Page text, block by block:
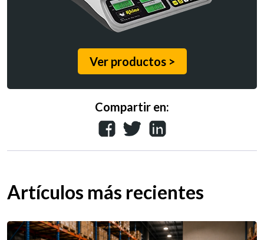
Ver productos >
Compartir en:
Artículos más recientes